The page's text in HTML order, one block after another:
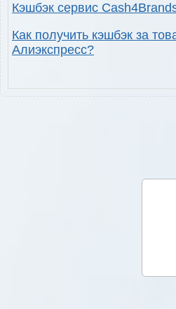
Кэшбэк сервис
Как получить кэшбэк за
Алиэкспресс?